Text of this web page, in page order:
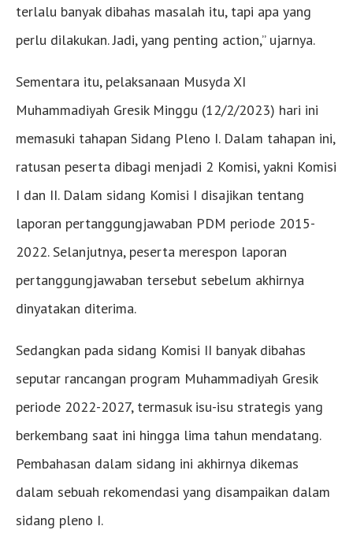
terlalu banyak dibahas masalah itu, tapi apa yang
perlu dilakukan. Jadi, yang penting action,” ujarnya.
Sementara itu, pelaksanaan Musyda XI
Muhammadiyah Gresik Minggu (12/2/2023) hari ini
memasuki tahapan Sidang Pleno I. Dalam tahapan ini,
ratusan peserta dibagi menjadi 2 Komisi, yakni Komisi
I dan II. Dalam sidang Komisi I disajikan tentang
laporan pertanggungjawaban PDM periode 2015-
2022. Selanjutnya, peserta merespon laporan
pertanggungjawaban tersebut sebelum akhirnya
dinyatakan diterima.
Sedangkan pada sidang Komisi II banyak dibahas
seputar rancangan program Muhammadiyah Gresik
periode 2022-2027, termasuk isu-isu strategis yang
berkembang saat ini hingga lima tahun mendatang.
Pembahasan dalam sidang ini akhirnya dikemas
dalam sebuah rekomendasi yang disampaikan dalam
sidang pleno I.